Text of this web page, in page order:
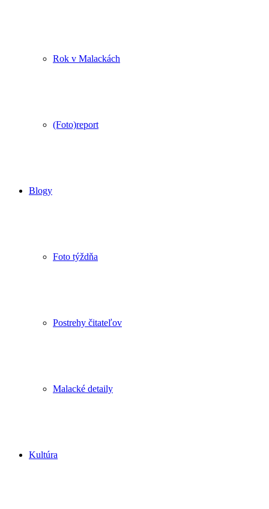
Rok v Malackách
(Foto)report
Blogy
Foto týždňa
Postrehy čitateľov
Malacké detaily
Kultúra